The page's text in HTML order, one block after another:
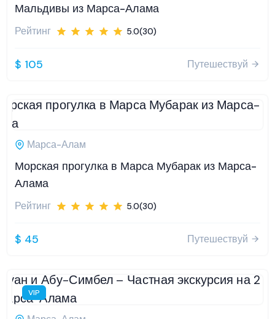
Мальдивы из Марса-Алама
Рейтинг 5.0(30)
$ 105 Путешествуй
Марса-Алам
Морская прогулка в Марса Мубарак из Марса-
Алама
Рейтинг 5.0(30)
$ 45 Путешествуй
VIP